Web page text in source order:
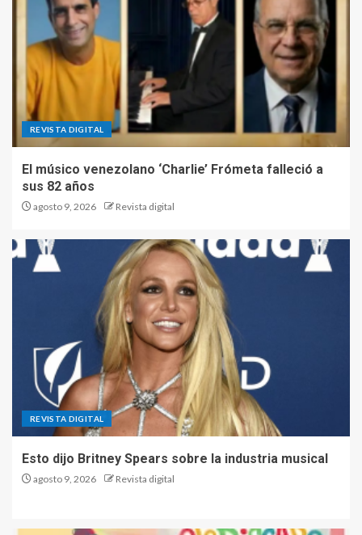
sitios web ~ TecnoBlog
1
Claudio Antonio Ramírez Soto
| Construcción 4.0:
transformando la obra
moderna
2
vulnerabilidades: la economía
los fallos de seguridad ~
TecnoBlog
Logística eficiente: cómo un
ERP con módulo SGA
transforma la gestión de
pedidos y el inventario ~
TecnoBlog
4
Rafael Eladio Nuñez Aponte |
Troyanos de Acceso Remoto
(RAT)
REVISTA DIGITAL
El músico venezolano ‘Charlie’ Frómeta falleció a
sus 82 años
agosto 9, 2026 Revista digital
REVISTA DIGITAL
Esto dijo Britney Spears sobre la industria musical
agosto 9, 2026 Revista digital